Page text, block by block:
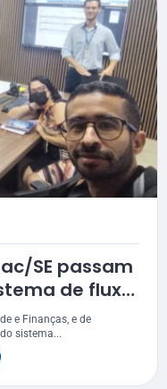
SE passam
de fluxo
e Finanças, e de
sistema...